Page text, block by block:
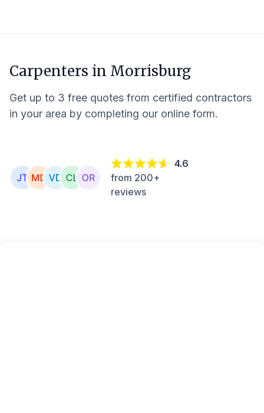
Carpenters in Morrisburg
Get up to 3 free quotes from certified contractors
in your area by completing our online form.
4.6
from 200+
reviews